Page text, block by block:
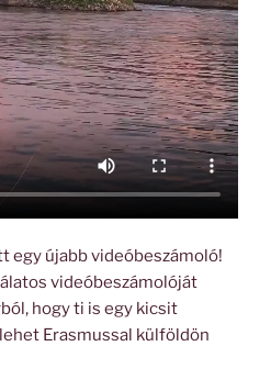
egy újabb videóbeszámoló!
videóbeszámolóját
hogy ti is egy kicsit
Erasmussal külföldön